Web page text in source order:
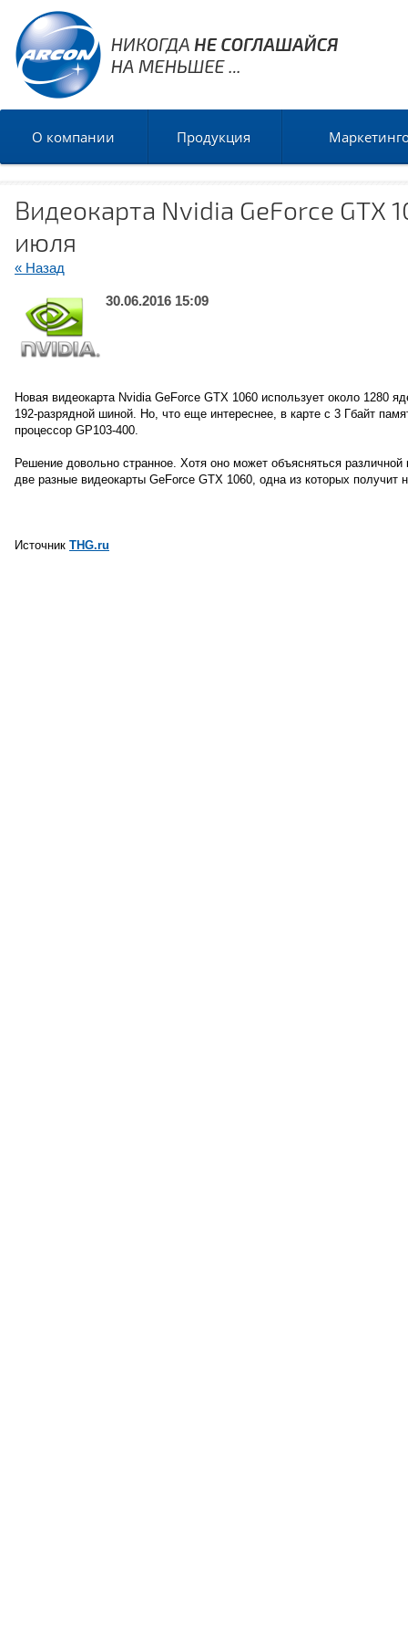
О компании Продукция
Видеокарта Nvidia GeForce
июля
« Назад
30.06.2016 15:09
Новая видеокарта Nvidia GeForce GTX 1060 использует около 1280
192-разрядной шиной. Но, что еще интереснее, в карте с 3 Гбайт
процессор GP103-400.
Решение довольно странное. Хотя оно может объясняться
две разные видеокарты GeForce GTX 1060, одна из которых получит
Источник THG.ru